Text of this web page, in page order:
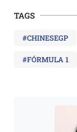
TAGS
#CHINESEGP
#FÓRMULA 1